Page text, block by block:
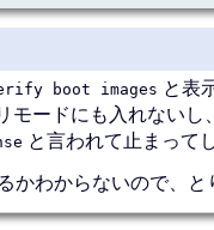
boot images と表
ードにも入れないし
と言われて止まって
わからないので、と